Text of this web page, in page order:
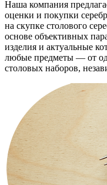
Наша компания
оценки и покупки
на скупке столового
основе объективных
изделия и актуальные
любые предметы — от
столовых наборов,